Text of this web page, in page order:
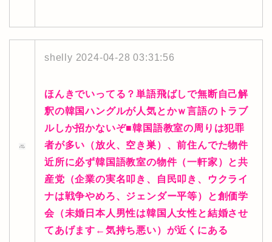
shelly 2024-04-28 03:31:56
ほんきでいってる？単語飛ばしで無断自己解
釈の韓国ハングルが人気とかｗ言語のトラブ
ルしか招かないぞ■韓国語教室の周りは犯罪
者が多い（放火、空き巣）、前住んでた物件
近所に必ず韓国語教室の物件（一軒家）と共
産党（企業の実名叩き、自民叩き、ウクライ
ナは戦争やめろ、ジェンダー平等）と創価学
会（未婚日本人男性は韓国人女性と結婚させ
てあげます←気持ち悪い）が近くにある